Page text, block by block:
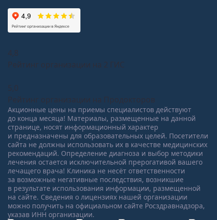
4,8
Рейтинг организации на 2 ГИС
5,0
Рейтинг организации на Продокторов
Акционные цены на приемы специалистов действуют
до конца месяца! Материалы, размещенные на данной
странице, носят информационный характер
и предназначены для образовательных целей. Посетители
сайта не должны использовать их в качестве медицинских
рекомендаций. Определение диагноза и выбор методики
лечения остается исключительной прерогативой вашего
лечащего врача! Клиника не несёт ответственности
за возможные негативные последствия, возникшие
в результате использования информации, размещенной
на сайте. Сведения о лицензиях нашей организации
можно получить на официальном сайте Росздравнадзора,
указав ИНН организации.